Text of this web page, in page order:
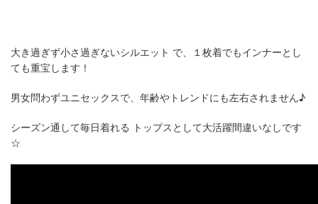
大き過ぎず小さ過ぎないシルエット で、１枚着でもインナーとし
ても重宝します！
男女問わずユニセックスで、年齢やトレンドにも左右されません♪
シーズン通して毎日着れる トップスとして大活躍間違いなしです
☆